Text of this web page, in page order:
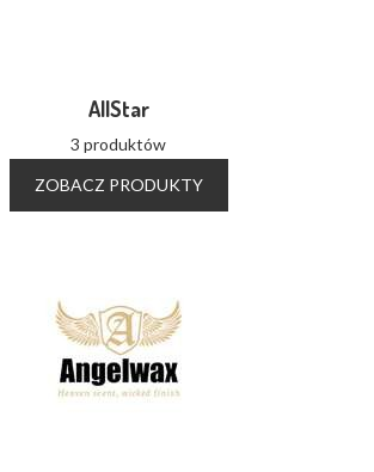
AllStar
3 produktów
ZOBACZ PRODUKTY